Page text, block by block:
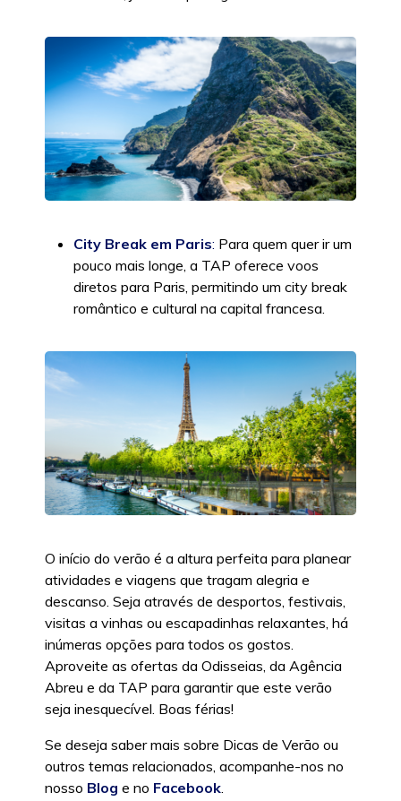
City Break em Paris: Para quem quer ir um
pouco mais longe, a TAP oferece voos
diretos para Paris, permitindo um city break
romântico e cultural na capital francesa.
O início do verão é a altura perfeita para planear
atividades e viagens que tragam alegria e
descanso. Seja através de desportos, festivais,
visitas a vinhas ou escapadinhas relaxantes, há
inúmeras opções para todos os gostos.
Aproveite as ofertas da Odisseias, da Agência
Abreu e da TAP para garantir que este verão
seja inesquecível. Boas férias!
Se deseja saber mais sobre Dicas de Verão ou
outros temas relacionados, acompanhe-nos no
nosso Blog e no Facebook.